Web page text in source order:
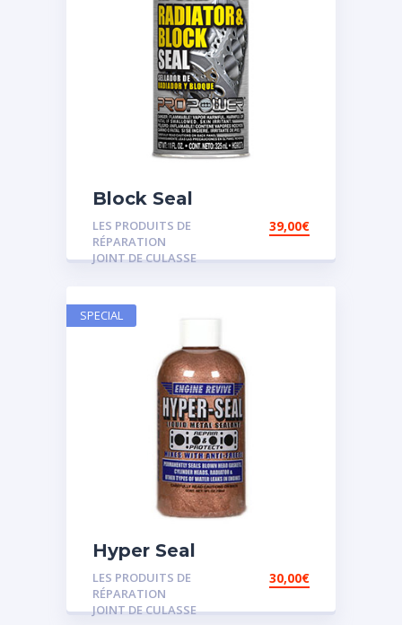
Block Seal
LES PRODUITS DE
RÉPARATION
JOINT DE CULASSE
39,00€
Hyper Seal
LES PRODUITS DE
RÉPARATION
JOINT DE CULASSE
30,00€
SPECIAL